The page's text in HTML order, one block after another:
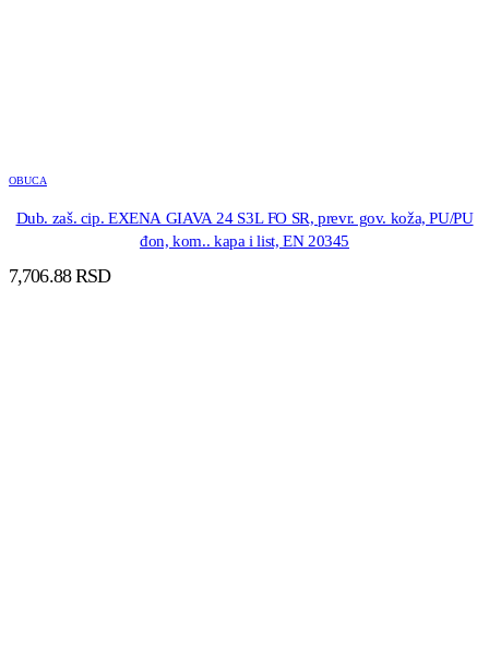
OBUCA
Dub. zaš. cip. EXENA GIAVA 24 S3L FO SR, prevr. gov. koža, PU/PU
đon, kom.. kapa i list, EN 20345
7,706.88RSD